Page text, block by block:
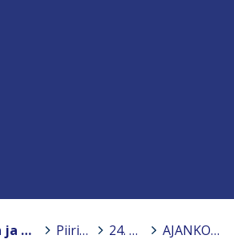
Biologian ja maantieteen opettajien liitto BMOL ry. > Piiriyhdistykset > 24. Turku > AJANKOHTAISTA